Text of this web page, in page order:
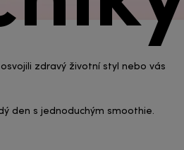
zdravý životní styl nebo vás
den s jednoduchým smoothie.